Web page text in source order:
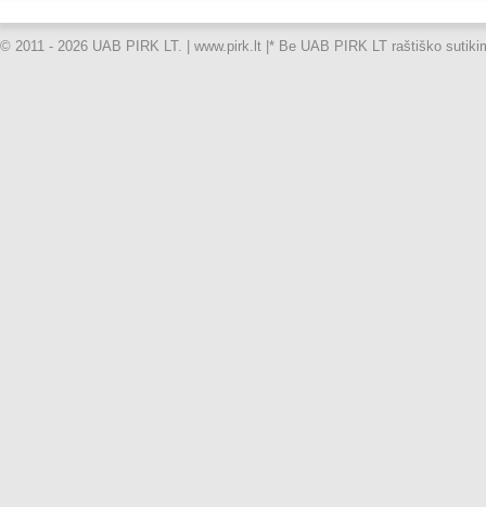
© 2011 - 2026 UAB PIRK LT. | www.pirk.lt | * Be UAB PIRK LT raštiško